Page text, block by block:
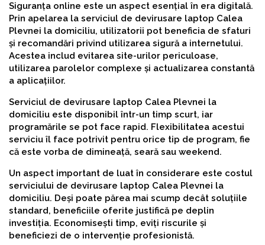
Siguranța online este un aspect esențial în era digitală.
Prin apelarea la serviciul de devirusare laptop Calea
Plevnei la domiciliu, utilizatorii pot beneficia de sfaturi
și recomandări privind utilizarea sigură a internetului.
Acestea includ evitarea site-urilor periculoase,
utilizarea parolelor complexe și actualizarea constantă
a aplicațiilor.
Serviciul de devirusare laptop Calea Plevnei la
domiciliu este disponibil într-un timp scurt, iar
programările se pot face rapid. Flexibilitatea acestui
serviciu îl face potrivit pentru orice tip de program, fie
că este vorba de dimineață, seară sau weekend.
Un aspect important de luat în considerare este costul
serviciului de devirusare laptop Calea Plevnei la
domiciliu. Deși poate părea mai scump decât soluțiile
standard, beneficiile oferite justifică pe deplin
investiția. Economisești timp, eviți riscurile și
beneficiezi de o intervenție profesionistă.